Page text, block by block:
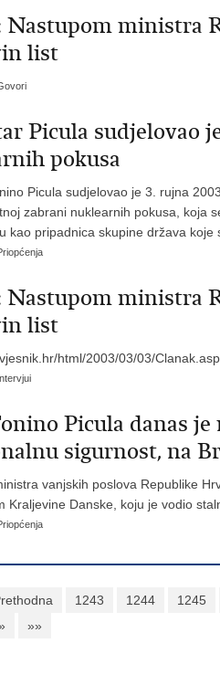
Nastupom ministra
list
Picula sudjelovao
pokusa
Picula sudjelovao je 3. rujna
zabrani nuklearnih pokusa, koja
kao pripadnica skupine država
Nastupom ministra
list
html/2003/03/03/
Picula danas
sigurnost, na
vanjskih poslova Republike
Kraljevine Danske, koju je vodio
1243 1244 1245
»»